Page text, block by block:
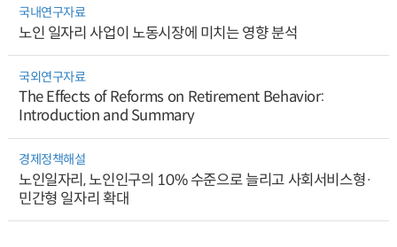
국내연구자료
노인 일자리 사업이 노동시장에 미치는 영향 분석
국외연구자료
The Effects of Reforms on Retirement Behavior:
Introduction and Summary
경제정책해설
노인일자리, 노인인구의 10% 수준으로 늘리고 사회서비스형·
민간형 일자리 확대